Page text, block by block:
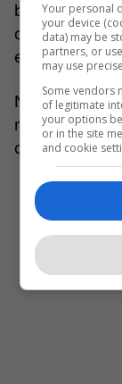
bleu Beats
dollarë, dhe
e 800 milionë
Në dhjetor,
mori nga
dollarë.
Your personal
your device
data) may be
partners, or
may use
Some vendors
of legitimate
your options
or in the site
and cookie